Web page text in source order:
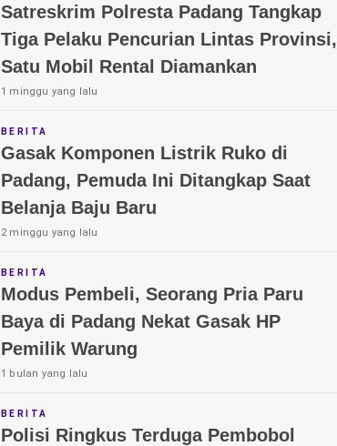
Satreskrim Polresta Padang Tangkap
Tiga Pelaku Pencurian Lintas Provinsi,
Satu Mobil Rental Diamankan
1 minggu yang lalu
BERITA
Gasak Komponen Listrik Ruko di
Padang, Pemuda Ini Ditangkap Saat
Belanja Baju Baru
2 minggu yang lalu
BERITA
Modus Pembeli, Seorang Pria Paru
Baya di Padang Nekat Gasak HP
Pemilik Warung
1 bulan yang lalu
BERITA
Polisi Ringkus Terduga Pembobol